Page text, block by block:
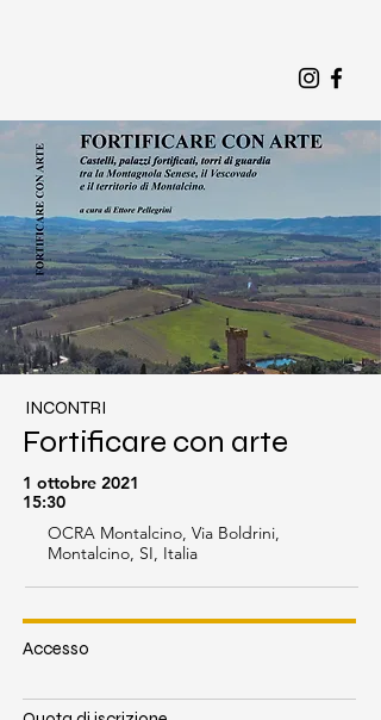
INCONTRI
Fortificare con arte
1 ottobre 2021
15:30
OCRA Montalcino, Via Boldrini,
Montalcino, SI, Italia
Accesso